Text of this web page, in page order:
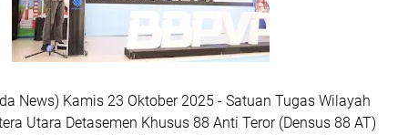
News) Kamis 23 Oktober 2025 - Satuan Tugas Wilayah
Utara Detasemen Khusus 88 Anti Teror (Densus 88 AT)